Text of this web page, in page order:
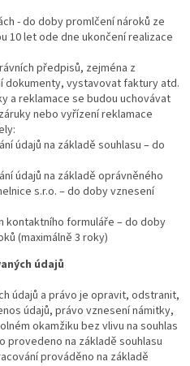
- do doby promlčení nároků ze
10 let ode dne ukončení realizace
předpisů, zejména z
dokumenty, vystavovat faktury atd.
a reklamace se budou uchovávat
nebo vyřízení reklamace
údajů na základě souhlasu – do
údajů na základě oprávněného
s.r.o. – do doby vznesení
kontaktního formuláře – do doby
(maximálně 3 roky)
údajů
údajů a právo je opravit, odstranit,
údajů, právo vznesení námitky,
okamžiku bez vlivu na souhlas
provedeno na základě souhlasu
prováděno na základě